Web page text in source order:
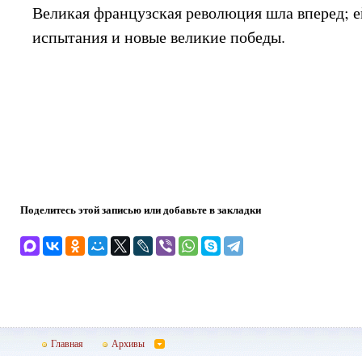
Великая французская революция шла вперед;
испытания и новые великие победы.
Поделитесь этой записью или добавьте в закладки
Главная Архивы